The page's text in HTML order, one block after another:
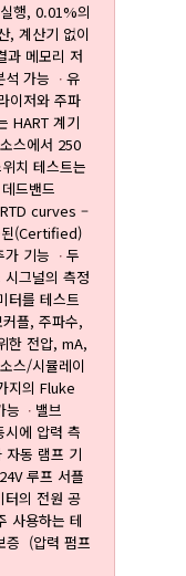
행, 0.01%의
, 계산기 없이
과 메모리 저
석 가능 ㆍ 유
이저와 주파
HART 계기
스에서 250
치 테스트는
드밴드
curves –
된(Certified)
가 기능 ㆍ 두
그널의 측정
터를 테스트
플, 주파수,
한 전압, mA,
스/시뮬레이
지의 Fluke
능 ㆍ 밸브
에 압력 측
자동 램프 기
24V 루프 서플
터의 전원 공
사용하는 테
증 (압력 펌프